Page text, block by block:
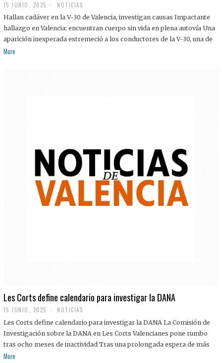
15 JUNIO, 2025 NOTICIAS
Hallan cadáver en la V-30 de Valencia, investigan causas Impactante
hallazgo en Valencia: encuentran cuerpo sin vida en plena autovía Una
aparición inesperada estremeció a los conductores de la V-30, una de
More
Les Corts define calendario para investigar la DANA
15 JUNIO, 2025 NOTICIAS
Les Corts define calendario para investigar la DANA La Comisión de
Investigación sobre la DANA en Les Corts Valencianes pone rumbo
tras ocho meses de inactividad Tras una prolongada espera de más
More